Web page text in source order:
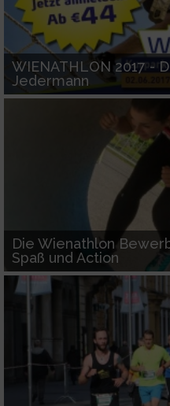
WIENATHLON 2017 -
Jedermann
Die Wienathlon
Spaß und Action